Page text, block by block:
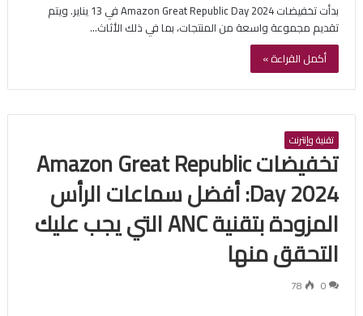
بدأت تخفيضات Amazon Great Republic Day 2024 في 13 يناير. ويتم
تقديم مجموعة واسعة من المنتجات، بما في ذلك الأثاث…
أكمل القراءة »
تقنية وإنترنت
تخفيضات Amazon Great Republic
Day 2024: أفضل سماعات الرأس
المزودة بتقنية ANC التي يجب عليك
التحقق منها
0
78